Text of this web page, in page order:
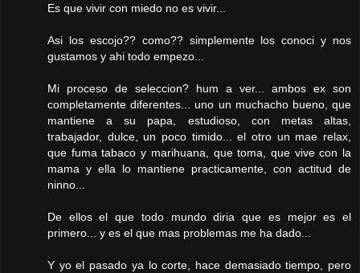
Es que vivir con miedo no es vivir...
Asi los escojo?? como?? simplemente los conoci y nos
gustamos y ahi todo empezo...
Mi proceso de seleccion? hum a ver... ambos ex son
completamente diferentes... uno un muchacho bueno, que
mantiene a su papa, estudioso, con metas altas,
trabajador, dulce, un poco timido... el otro un mae relax,
que fuma tabaco y marihuana, que toma, que vive con la
mama y ella lo mantiene practicamente, con actitud de
ninno...
De ellos el que todo mundo diria que es mejor es el
primero... y es el que mas problemas me ha dado...
Y yo el pasado ya lo corte, hace demasiado tiempo, pero